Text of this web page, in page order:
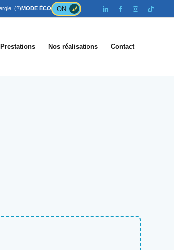
(?)MODE ÉCO ON
Prestations Nos réalisations Contact